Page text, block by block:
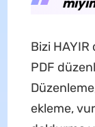
Bizi HAYIR
PDF
ekleme,